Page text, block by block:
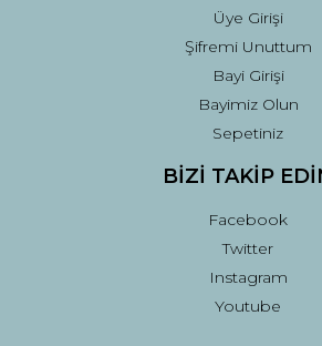
Üye Girişi
Şifremi Unuttum
Bayi Girişi
Bayimiz Olun
Sepetiniz
BİZİ TAKİP
Facebook
Twitter
Instagram
Youtube